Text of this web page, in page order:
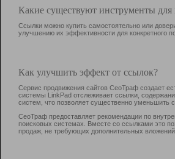
Какие существуют инструменты
Ссылки можно купить самостоятельно или
улучшению их эффективности для конкретного
Как улучшить эффект от ссылок?
Сервис продвижения сайтов СеоТраф создает
системы LinkPad отслеживает ссылки,
систем, что позволяет существенно уменьшить
СеоТраф предоставляет рекомендации по
поисковых системах. Вместе со ссылками это
продаж, не требующих дополнительных